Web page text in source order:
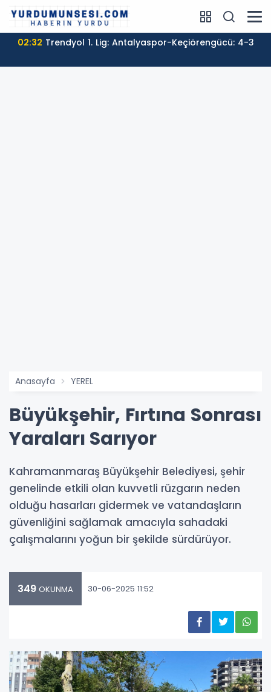
02:32 Trendyol 1. Lig: Antalyaspor-Keçiörengücü: 4-3
Anasayfa YEREL
Büyükşehir, Fırtına Sonrası
Yaraları Sarıyor
Kahramanmaraş Büyükşehir Belediyesi, şehir
genelinde etkili olan kuvvetli rüzgarın neden
olduğu hasarları gidermek ve vatandaşların
güvenliğini sağlamak amacıyla sahadaki
çalışmalarını yoğun bir şekilde sürdürüyor.
349 OKUNMA 30-06-2025 11:52